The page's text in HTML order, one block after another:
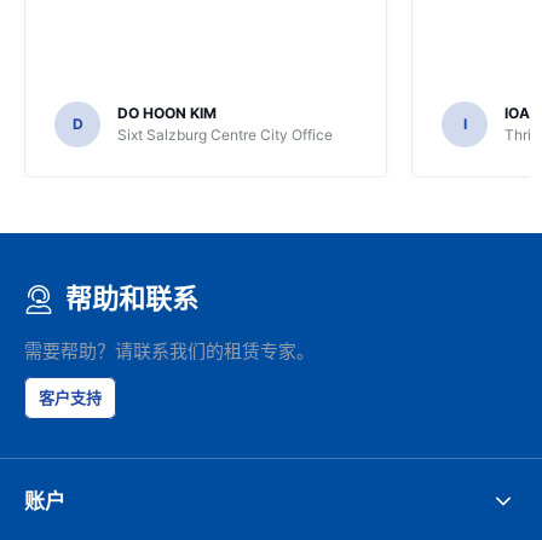
D
DO HOON KIM
Sixt Salzburg Centre City Office
I
帮助和联系
需要帮助？请联系我们的租赁专家。
客户支持
账户